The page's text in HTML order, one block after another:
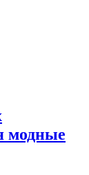
модные